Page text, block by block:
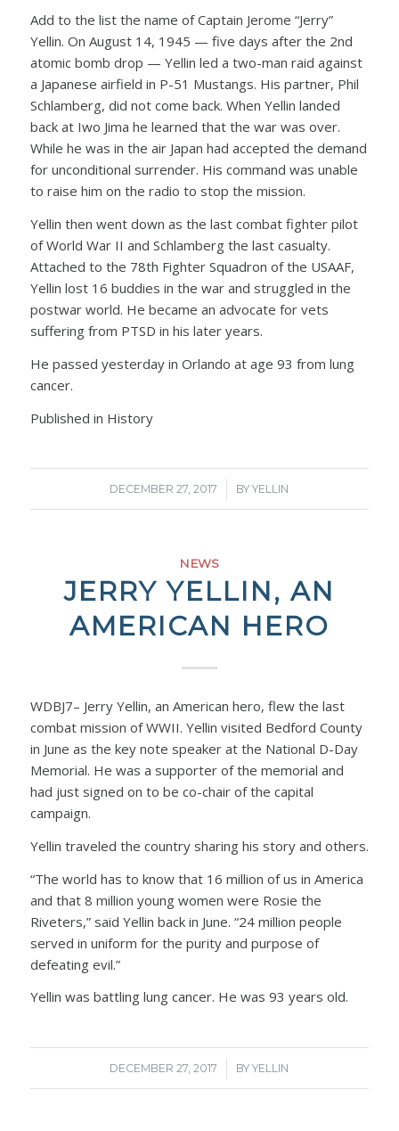
Add to the list the name of Captain Jerome “Jerry”
Yellin. On August 14, 1945 — five days after the 2nd
atomic bomb drop — Yellin led a two-man raid against
a Japanese airfield in P-51 Mustangs. His partner, Phil
Schlamberg, did not come back. When Yellin landed
back at Iwo Jima he learned that the war was over.
While he was in the air Japan had accepted the demand
for unconditional surrender. His command was unable
to raise him on the radio to stop the mission.
Yellin then went down as the last combat fighter pilot
of World War II and Schlamberg the last casualty.
Attached to the 78th Fighter Squadron of the USAAF,
Yellin lost 16 buddies in the war and struggled in the
postwar world. He became an advocate for vets
suffering from PTSD in his later years.
He passed yesterday in Orlando at age 93 from lung
cancer.
Published in History
DECEMBER 27, 2017
/ BYYELLIN
NEWS
JERRY YELLIN, AN
AMERICAN HERO
WDBJ7– Jerry Yellin, an American hero, flew the last
combat mission of WWII. Yellin visited Bedford County
in June as the key note speaker at the National D-Day
Memorial. He was a supporter of the memorial and
had just signed on to be co-chair of the capital
campaign.
Yellin traveled the country sharing his story and others.
“The world has to know that 16 million of us in America
and that 8 million young women were Rosie the
Riveters,” said Yellin back in June. “24 million people
served in uniform for the purity and purpose of
defeating evil.”
Yellin was battling lung cancer. He was 93 years old.
DECEMBER 27, 2017
/ BYYELLIN